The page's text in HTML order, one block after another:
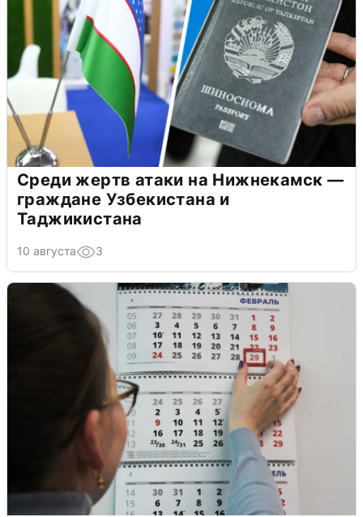
Среди жертв атаки на Нижнекамск —
граждане Узбекистана и
Таджикистана
10 августа 3